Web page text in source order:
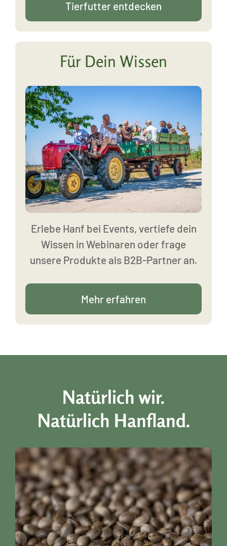
Tierfutter entdecken
Für Dein Wissen
Erlebe Hanf bei Events, vertiefe dein
Wissen in Webinaren oder frage
unsere Produkte als B2B-Partner an.
Mehr erfahren
Natürlich wir.
Natürlich Hanfland.